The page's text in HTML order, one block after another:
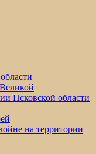
Псковской области
на территории